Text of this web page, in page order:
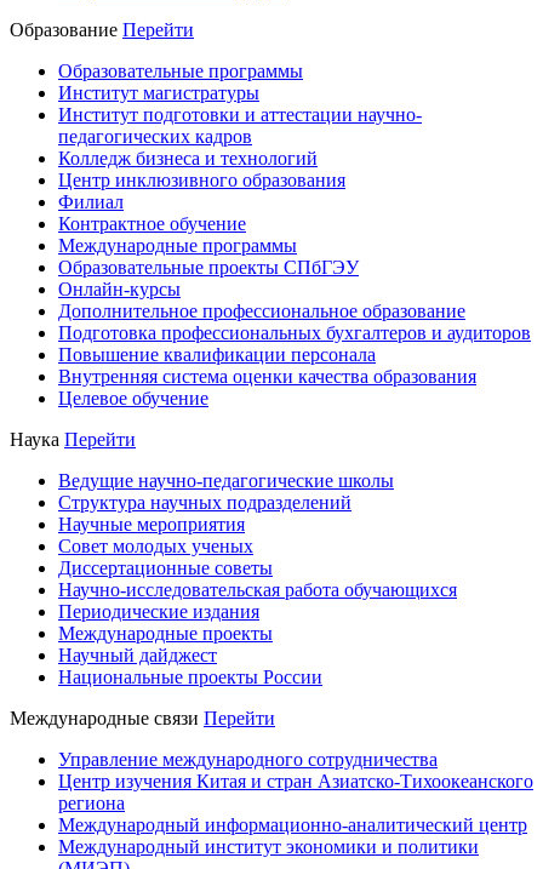
Образование Перейти
Образовательные программы
Институт магистратуры
Институт подготовки и аттестации научно-
педагогических кадров
Колледж бизнеса и технологий
Центр инклюзивного образования
Филиал
Контрактное обучение
Международные программы
Образовательные проекты СПбГЭУ
Онлайн-курсы
Дополнительное профессиональное образование
Подготовка профессиональных бухгалтеров и аудиторов
Повышение квалификации персонала
Внутренняя система оценки качества образования
Целевое обучение
Наука Перейти
Ведущие научно-педагогические школы
Структура научных подразделений
Научные мероприятия
Совет молодых ученых
Диссертационные советы
Научно-исследовательская работа обучающихся
Периодические издания
Международные проекты
Научный дайджест
Национальные проекты России
Международные связи Перейти
Управление международного сотрудничества
Центр изучения Китая и стран Азиатско-Тихоокеанского
региона
Международный информационно-аналитический центр
Международный институт экономики и политики